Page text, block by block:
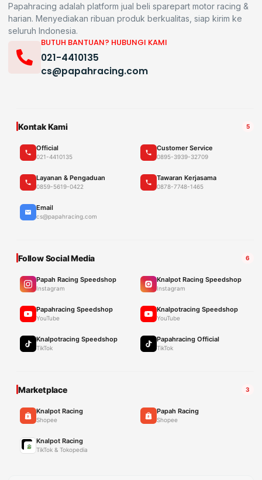
Papahracing adalah platform jual beli sparepart motor racing &
harian. Menyediakan ribuan produk berkualitas, siap kirim ke
seluruh Indonesia.
BUTUH BANTUAN? HUBUNGI KAMI
021-4410135
cs@papahracing.com
Kontak Kami 5
Official
021-4410135
Customer Service
0895-3939-32709
Layanan & Pengaduan
0859-5619-0422
Tawaran Kerjasama
0878-7748-1465
Email
cs@papahracing.com
Follow Social Media 6
Papah Racing Speedshop
Instagram
Knalpot Racing Speedshop
Instagram
Papahracing Speedshop
YouTube
Knalpotracing Speedshop
YouTube
Knalpotracing Speedshop
TikTok
Papahracing Official
TikTok
Marketplace 3
Knalpot Racing
Shopee
Papah Racing
Shopee
Knalpot Racing
TikTok & Tokopedia